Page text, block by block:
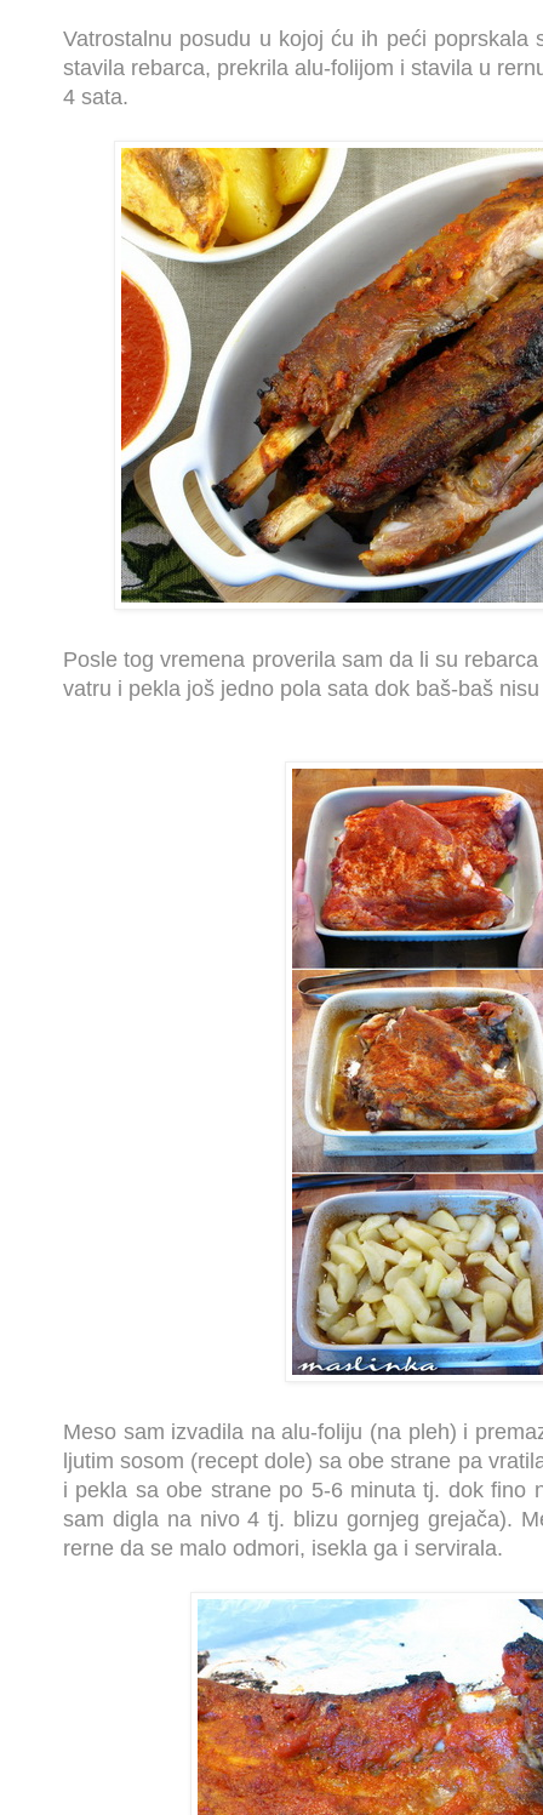
Vatrostalnu posudu u kojoj ću ih peći poprskala
stavila rebarca, prekrila alu-folijom i stavila u
4 sata.
Posle tog vremena proverila sam da li su
vatru i pekla još jedno pola sata dok baš-baš
Meso sam izvadila na alu-foliju (na pleh) i
ljutim sosom (recept dole) sa obe strane pa
i pekla sa obe strane po 5-6 minuta tj. dok fino
sam digla na nivo 4 tj. blizu gornjeg grejača).
rerne da se malo odmori, isekla ga i servirala.